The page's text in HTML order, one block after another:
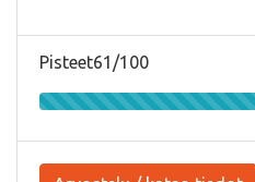
Pisteet61/100